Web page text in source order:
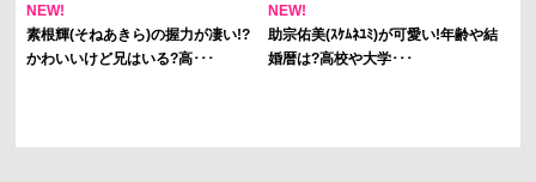
NEW!
素根輝(そねあきら)の握力が凄い!?
かわいいけど兄はいる?高･･･
NEW!
助宗佑美(ｽｹﾑﾈﾕﾐ)が可愛い!年齢や結
婚暦は?高校や大学･･･